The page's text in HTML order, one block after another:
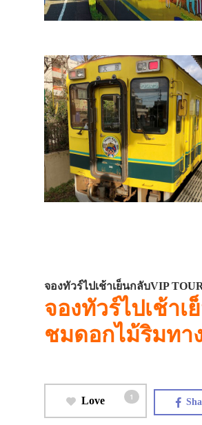
จองทัวร์ไปเช้าเย็นกลับVIP
จองทัวร์ไปเช้าเ
ชมดอกไม้ริมทา
Love 1